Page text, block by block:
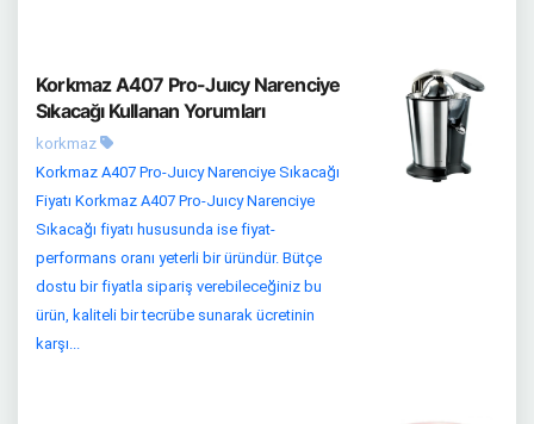
Korkmaz A407 Pro-Juıcy Narenciye
Sıkacağı Kullanan Yorumları
korkmaz
Korkmaz A407 Pro-Juıcy Narenciye Sıkacağı
Fiyatı Korkmaz A407 Pro-Juıcy Narenciye
Sıkacağı fiyatı hususunda ise fiyat-
performans oranı yeterli bir üründür. Bütçe
dostu bir fiyatla sipariş verebileceğiniz bu
ürün, kaliteli bir tecrübe sunarak ücretinin
karşı...